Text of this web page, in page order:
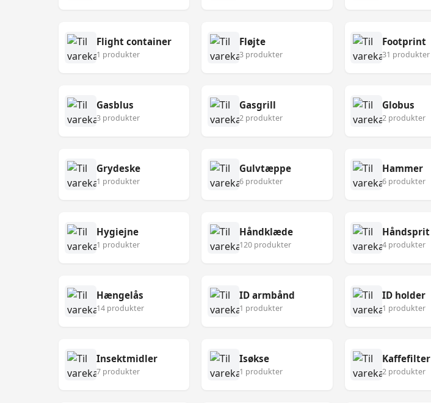
Flight container
1 produkter
Fløjte
3 produkter
Footprint
31 produkter
Gasblus
3 produkter
Gasgrill
2 produkter
Globus
2 produkter
Grydeske
1 produkter
Gulvtæppe
6 produkter
Hammer
6 produkter
Hygiejne
1 produkter
Håndklæde
120 produkter
Håndsprit
4 produkter
Hængelås
14 produkter
ID armbånd
1 produkter
ID holder
1 produkter
Insektmidler
7 produkter
Isøkse
1 produkter
Kaffefilter
2 produkter